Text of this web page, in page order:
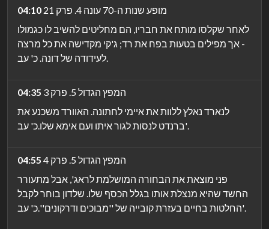
04:10
מופע שנות ה-70 עונה 4. פרק 21
לאחר שקלסו מותח את חבריו, הם מחליטים להשיב לו כגמולו
- אך מפילים בטעות בפח את רד; ג'קי מקדישה את כל מרצה
לעידודה של דונה. כ' עב.
04:35
המפץ הגדול 5. פרק 3
לנארד נאלץ ללוות את איימי לחתונה. האוורד משכנע את
ברנדט לנסות לגור איתו ועם אימא שלו.כ' עב'.
04:55
המפץ הגדול 5. פרק 4
פני מוצאת את הבחורה המושלמת לראג', אבל מתעורר
החשד שהיא מנצלת אותו בגלל הכסף שלו. שלדון בוחר לקבל
החלטות בחיים בעזרת קובייה של ''מבוכים ודרקונים''.כ' עב'.